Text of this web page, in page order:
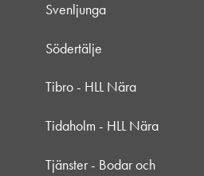
Svenljunga
Södertälje
Tibro - HLL Nära
Tidaholm - HLL Nära
Tjänster - Bodar och